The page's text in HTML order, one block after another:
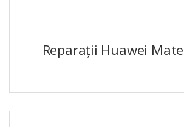
Reparații Huawei